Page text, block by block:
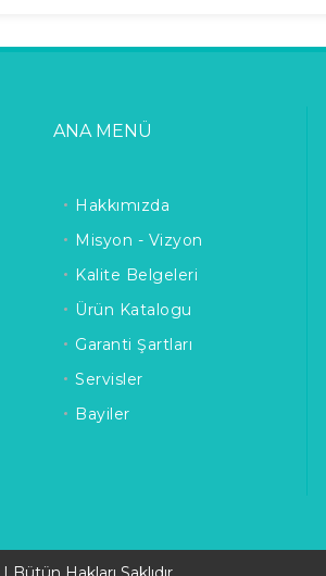
ANA MENÜ
Hakkımızda
Misyon - Vizyon
Kalite Belgeleri
Ürün Katalogu
Garanti Şartları
Servisler
Bayiler